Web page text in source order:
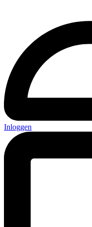
Inloggen